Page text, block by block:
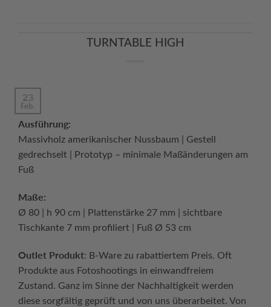
TURNTABLE HIGH
23
Feb.
Ausführung:
Massivholz amerikanischer Nussbaum | Gestell
gedrechselt | Prototyp – minimale Maßänderungen am
Fuß
Maße:
Ø 80 | h 90 cm | Plattenstärke 27 mm | sichtbare
Tischkante 7 mm profiliert | Fuß Ø 53 cm
Outlet Produkt: B-Ware zu rabattiertem Preis. Oft
Produkte aus Fotoshootings in einwandfreiem
Zustand. Ganz im Sinne der Nachhaltigkeit werden
diese sorgfältig geprüft und von uns überarbeitet. Von